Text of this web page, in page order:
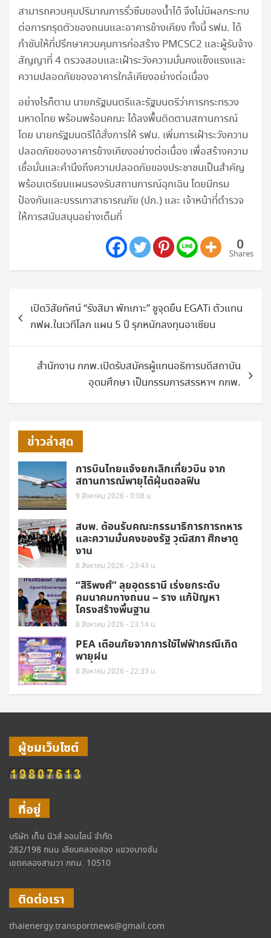
สามารถควบคุมปริมาณการรั่วซึมของน้ำได้ จึงไม่มีผลกระทบ
ต่อการทรุดตัวของถนนและอาคารข้างเคียง ทั้งนี้ รฟม. ได้
กำชับให้ที่ปรึกษาควบคุมการก่อสร้าง PMCSC2 และผู้รับจ้าง
สัญญาที่ 4 ตรวจสอบและเฝ้าระวังความมั่นคงแข็งแรงและ
ความปลอดภัยของอาคารใกล้เคียงอย่างต่อเนื่อง
อย่างไรก็ตาม นายกรัฐมนตรีและรัฐมนตรีว่าการกระทรวง
มหาดไทย พร้อมพร้อมคณะ ได้ลงพื้นติดตามสถานการณ์
โดย นายกรัฐมนตรีได้สั่งการให้ รฟม. เพิ่มการเฝ้าระวังความ
ปลอดภัยของอาคารข้างเคียงอย่างต่อเนื่อง เพื่อสร้างความ
เชื่อมั่นและคำนึงถึงความปลอดภัยของประชาชนเป็นสำคัญ
พร้อมเตรียมแผนรองรับสถานการณ์ฉุกเฉิน โดยมีกรม
ป้องกันและบรรเทาสาธารณภัย (ปภ.) และ เจ้าหน้าที่ตำรวจ
ให้การสนับสนุนอย่างเต็มที่
0
Shares
แนะแนว
เรื่องเปิดวิสัยทัศน์ “รังสิมา พักเกาะ” ชูจุดยืน EGATi ตัวแทน
กฟผ.ในเวทีโลก แผน 5 ปี รุกหนักลงทุนอาเซียน
สำนักงาน กกพ.เปิดรับสมัครผู้แทนอธิการบดีสถาบัน
อุดมศึกษา เป็นกรรมการสรรหาฯ กกพ.
ข่าวล่าสุด
การบินไทยแจ้งยกเลิกเที่ยวบิน จาก
สถานการณ์พายุไต้ฝุ่นดอลฟิน
9 สิงหาคม 2026 - 0:08 น.
สบพ. ต้อนรับคณะกรรมาธิการการทหาร
และความมั่นคงของรัฐ วุฒิสภา ศึกษาดู
งาน
8 สิงหาคม 2026 - 23:43 น.
“สิริพงศ์” ลุยอุดรธานี เร่งยกระดับ
คมนาคมทางถนน – ราง แก้ปัญหา
โครงสร้างพื้นฐาน
8 สิงหาคม 2026 - 23:14 น.
PEA เตือนภัยจากการใช้ไฟฟ้ากรณีเกิด
พายุฝน
8 สิงหาคม 2026 - 22:33 น.
ผู้ชมเว็บไซต์
ที่อยู่
บริษัท เท็น นิวส์ ออนไลน์ จำกัด
282/198 ถนน เลียบคลองสอง แขวงบางชัน
เขตคลองสามวา กทม. 10510
ติดต่อเรา
thaienergy.transportnews@gmail.com